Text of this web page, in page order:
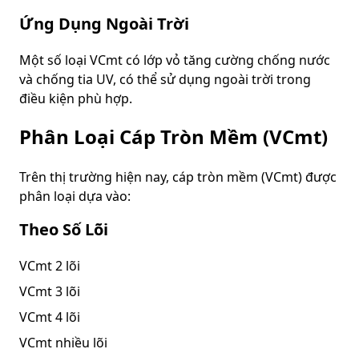
Ứng Dụng Ngoài Trời
Một số loại VCmt có lớp vỏ tăng cường chống nước
và chống tia UV, có thể sử dụng ngoài trời trong
điều kiện phù hợp.
Phân Loại Cáp Tròn Mềm (VCmt)
Trên thị trường hiện nay, cáp tròn mềm (VCmt) được
phân loại dựa vào:
Theo Số Lõi
VCmt 2 lõi
VCmt 3 lõi
VCmt 4 lõi
VCmt nhiều lõi